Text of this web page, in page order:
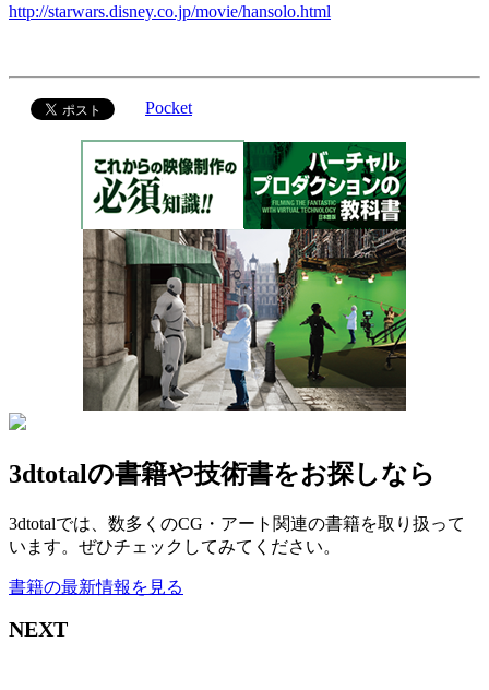
http://starwars.disney.co.jp/movie/hansolo.html
Pocket
3dtotalの書籍や技術書をお探しなら
3dtotalでは、数多くのCG・アート関連の書籍を取り扱って
います。ぜひチェックしてみてください。
書籍の最新情報を見る
NEXT